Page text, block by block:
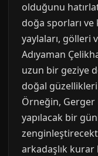
olduğunu
doğa sporları ve
yaylaları, gölleri
Adıyaman
uzun bir geziye
doğal
Örneğin, Gerger
yapılacak bir
arkadaşlık